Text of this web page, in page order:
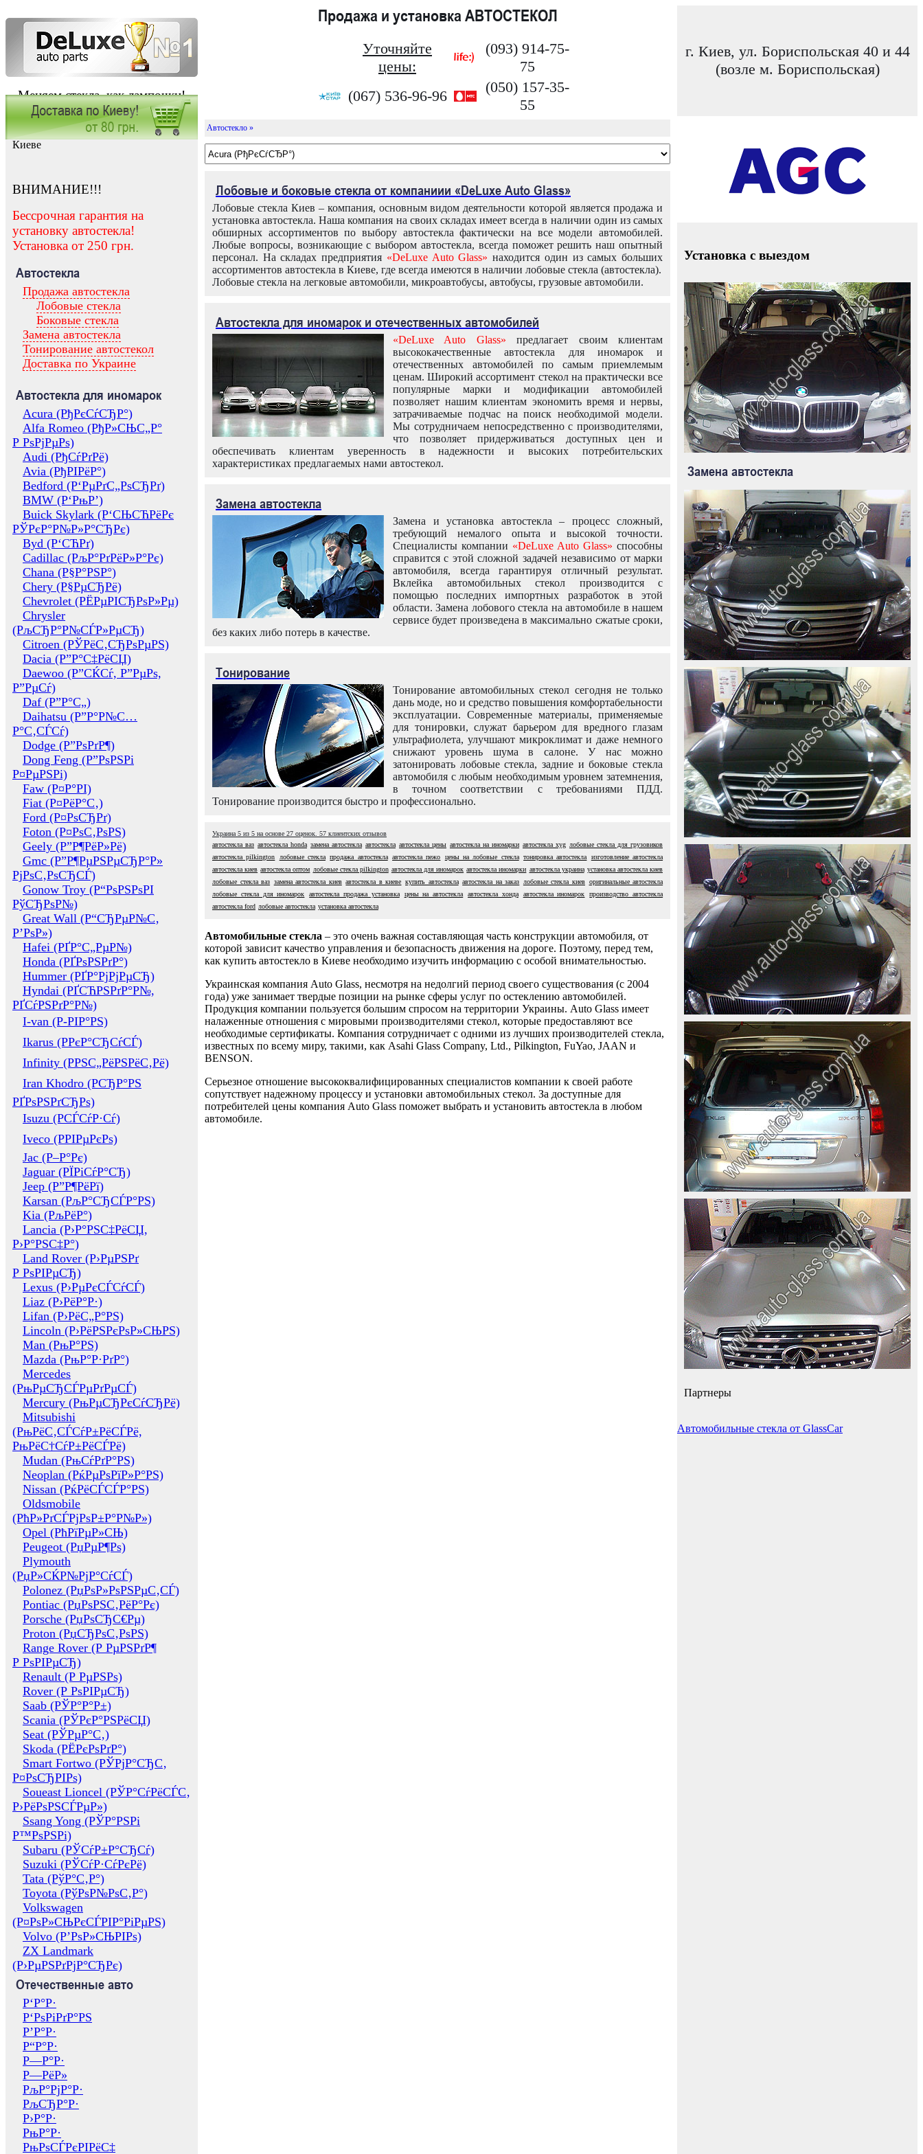
Меняем стекла, как лампочки!
Продажа и установка АВТОСТЕКОЛ
Уточняйте
цены:
(093) 914-75-
75
(067) 536-96-96
(050) 157-35-
55
г. Киев, ул. Бориспольская 40 и 44
(возле м. Бориспольская)
Заказать установку автостекла в
Киеве
ВНИМАНИЕ!!!
Бессрочная гарантия на
установку автостекла!
Установка от 250 грн.
Автостекла
Продажа автостекла
Лобовые стекла
Боковые стекла
Замена автостекла
Тонирование автостекол
Доставка по Украине
Автостекла для иномарок
Acura (РђРєСѓСЂР°)
Alfa Romeo (РђР»СЊС„Р°
Р РѕРјРµРѕ)
Audi (РђСѓРґРё)
Avia (РђРІРёР°)
Bedford (Р‘РµРґС„РѕСЂРґ)
BMW (Р‘РњР’)
Buick Skylark (Р‘СЊСЋРёРє
РЎРєР°Р№Р»Р°СЂРє)
Byd (Р‘СЋРґ)
Cadillac (РљР°РґРёР»Р°Рє)
Chana (Р§Р°РЅР°)
Chery (Р§РµСЂРё)
Chevrolet (РЁРµРІСЂРѕР»Рµ)
Chrysler
(РљСЂР°Р№СЃР»РµСЂ)
Citroen (РЎРёС‚СЂРѕРµРЅ)
Dacia (Р”Р°С‡РёСЏ)
Daewoo (Р”СЌСѓ, Р”РµРѕ,
Р”РµСѓ)
Daf (Р”Р°С„)
Daihatsu (Р”Р°Р№С…
Р°С‚СЃСѓ)
Dodge (Р”РѕРґР¶)
Dong Feng (Р”РѕРЅРі
Р¤РµРЅРі)
Faw (Р¤Р°РІ)
Fiat (Р¤РёР°С‚)
Ford (Р¤РѕСЂРґ)
Foton (Р¤РѕС‚РѕРЅ)
Geely (Р”Р¶РёР»Рё)
Gmc (Р”Р¶РµРЅРµСЂР°Р»
РјРѕС‚РѕСЂСЃ)
Gonow Troy (Р“РѕРЅРѕРІ
РўСЂРѕР№)
Great Wall (Р“СЂРµР№С‚
Р’РѕР»)
Hafei (РҐР°С„РµР№)
Honda (РҐРѕРЅРґР°)
Hummer (РҐР°РјРјРµСЂ)
Hyndai (РҐСЋРЅРґР°Р№,
РҐСѓРЅРґР°Р№)
I-van (Р-РІР°РЅ)
Ikarus (РРєР°СЂСѓСЃ)
Infinity (РРЅС„РёРЅРёС‚Рё)
Iran Khodro (РСЂР°РЅ
РҐРѕРЅРґСЂРѕ)
Isuzu (РСЃСѓР·Сѓ)
Iveco (РРІРµРєРѕ)
Jac (Р–Р°Рє)
Jaguar (РЇРіСѓР°СЂ)
Jeep (Р”Р¶РёРї)
Karsan (РљР°СЂСЃР°РЅ)
Kia (РљРёР°)
Lancia (Р›Р°РЅС‡РёСЏ,
Р›Р°РЅС‡Р°)
Land Rover (Р›РµРЅРґ
Р РѕРІРµСЂ)
Lexus (Р›РµРєСЃСѓСЃ)
Liaz (Р›РёР°Р·)
Lifan (Р›РёС„Р°РЅ)
Lincoln (Р›РёРЅРєРѕР»СЊРЅ)
Man (РњР°РЅ)
Mazda (РњР°Р·РґР°)
Mercedes
(РњРµСЂСЃРµРґРµСЃ)
Mercury (РњРµСЂРєСѓСЂРё)
Mitsubishi
(РњРёС‚СЃСѓР±РёСЃРё,
РњРёС†СѓР±РёСЃРё)
Mudan (РњСѓРґР°РЅ)
Neoplan (РќРµРѕРїР»Р°РЅ)
Nissan (РќРёСЃСЃР°РЅ)
Oldsmobile
(РћР»РґСЃРјРѕР±Р°Р№Р»)
Opel (РћРїРµР»СЊ)
Peugeot (РџРµР¶Рѕ)
Plymouth
(РџР»СЌР№РјР°СѓСЃ)
Polonez (РџРѕР»РѕРЅРµС‚СЃ)
Pontiac (РџРѕРЅС‚РёР°Рє)
Porsche (РџРѕСЂС€Рµ)
Proton (РџСЂРѕС‚РѕРЅ)
Range Rover (Р РµРЅРґР¶
Р РѕРІРµСЂ)
Renault (Р РµРЅРѕ)
Rover (Р РѕРІРµСЂ)
Saab (РЎР°Р°Р±)
Scania (РЎРєР°РЅРёСЏ)
Seat (РЎРµР°С‚)
Skoda (РЁРєРѕРґР°)
Smart Fortwo (РЎРјР°СЂС‚
Р¤РѕСЂРІРѕ)
Soueast Lioncel (РЎР°СѓРёСЃС‚
Р›РёРѕРЅСЃРµР»)
Ssang Yong (РЎР°РЅРі
Р™РѕРЅРі)
Subaru (РЎСѓР±Р°СЂСѓ)
Suzuki (РЎСѓР·СѓРєРё)
Tata (РўР°С‚Р°)
Toyota (РўРѕР№РѕС‚Р°)
Volkswagen
(Р¤РѕР»СЊРєСЃРІР°РіРµРЅ)
Volvo (Р’РѕР»СЊРІРѕ)
ZX Landmark
(Р›РµРЅРґРјР°СЂРє)
Отечественные авто
Р‘Р°Р·
Р‘РѕРіРґР°РЅ
Р’Р°Р·
Р“Р°Р·
Р—Р°Р·
Р—РёР»
РљР°РјР°Р·
РљСЂР°Р·
Р›Р°Р·
РњР°Р·
РњРѕСЃРєРІРёС‡
Автостекло »
Лобовые и боковые стекла от компаниии «DeLuxe Auto Glass»
Лобовые стекла Киев – компания, основным видом деятельности которой является продажа и
установка автостекла. Наша компания на своих складах имеет всегда в наличии один из самых
обширных ассортиментов по выбору автостекла фактически на все модели автомобилей.
Любые вопросы, возникающие с выбором автостекла, всегда поможет решить наш опытный
персонал. На складах предприятия «DeLuxe Auto Glass» находится один из самых больших
ассортиментов автостекла в Киеве, где всегда имеются в наличии лобовые стекла (автостекла).
Лобовые стекла на легковые автомобили, микроавтобусы, автобусы, грузовые автомобили.
Автостекла для иномарок и отечественных автомобилей
«DeLuxe Auto Glass» предлагает своим клиентам
высококачественные автостекла для иномарок и
отечественных автомобилей по самым приемлемым
ценам. Широкий ассортимент стекол на практически все
популярные марки и модификации автомобилей
позволяет нашим клиентам экономить время и нервы,
затрачиваемые подчас на поиск необходимой модели.
Мы сотрудничаем непосредственно с производителями,
что позволяет придерживаться доступных цен и
обеспечивать клиентам уверенность в надежности и высоких потребительских
характеристиках предлагаемых нами автостекол.
Замена автостекла
Замена и установка автостекла – процесс сложный,
требующий немалого опыта и высокой точности.
Специалисты компании «DeLuxe Auto Glass» способны
справится с этой сложной задачей независимо от марки
автомобиля, всегда гарантируя отличный результат.
Вклейка автомобильных стекол производится с
помощью последних импортных разработок в этой
области. Замена лобового стекла на автомобиле в нашем
сервисе будет произведена в максимально сжатые сроки,
без каких либо потерь в качестве.
Тонирование
Тонирование автомобильных стекол сегодня не только
дань моде, но и средство повышения комфортабельности
эксплуатации. Современные материалы, применяемые
для тонировки, служат барьером для вредного глазам
ультрафиолета, улучшают микроклимат и даже немного
снижают уровень шума в салоне. У нас можно
затонировать лобовые стекла, задние и боковые стекла
автомобиля с любым необходимым уровнем затемнения,
в точном соответствии с требованиями ПДД.
Тонирование производится быстро и профессионально.
Украина 5 из 5 на основе 27 оценок. 57 клиентских отзывов
автостекла ваз автостекла honda замена автостекла автостекла автостекла цены автостекла на иномарки автостекла xyg лобовые стекла для грузовиков
автостекла pilkington
лобовые стекла продажа автостекла автостекла пежо цены на лобовые стекла тонировка автостекла
изготовление автостекла
автостекла киев автостекла оптом лобовые стекла pilkington автостекла для иномарок автостекла иномарки автостекла украина установка автостекла киев
лобовые стекла ваз замена автостекла киев автостекла в киеве купить автостекла автостекла на заказ лобовые стекла киев оригинальные автостекла
лобовые стекла для иномарок
автостекла продажа установка цены на автостекла автостекла хонда автостекла иномарок
производство автостекла
автостекла ford лобовые автостекла установка автостекла
Автомобильные стекла – это очень важная составляющая часть конструкции автомобиля, от
которой зависит качество управления и безопасность движения на дороге. Поэтому, перед тем,
как купить автостекло в Киеве необходимо изучить информацию с особой внимательностью.
Украинская компания Auto Glass, несмотря на недолгий период своего существования (с 2004
года) уже занимает твердые позиции на рынке сферы услуг по остеклению автомобилей.
Продукция компании пользуется большим спросом на территории Украины. Auto Glass имеет
налаженные отношения с мировыми производителями стекол, которые предоставляют все
необходимые сертификаты. Компания сотрудничает с одними из лучших производителей стекла,
известных по всему миру, такими, как Asahi Glass Company, Ltd., Pilkington, FuYao, JAAN и
BENSON.
Серьезное отношение высококвалифицированных специалистов компании к своей работе
сопутствует надежному процессу и установки автомобильных стекол. За доступные для
потребителей цены компания Auto Glass поможет выбрать и установить автостекла в любом
автомобиле.
Установка с выездом
Замена автостекла
Партнеры
Автомобильные стекла от GlassCar